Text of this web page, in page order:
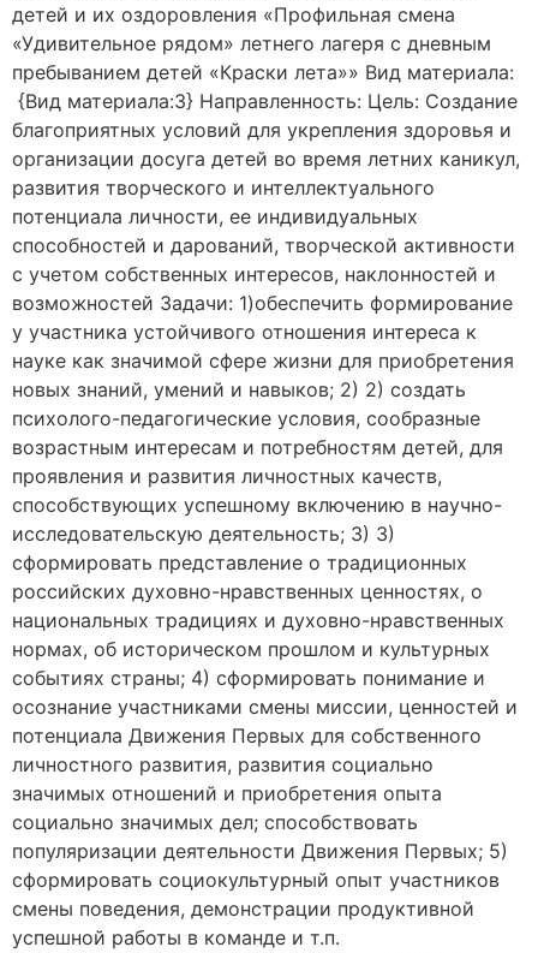
детей и их оздоровления «Профильная смена
«Удивительное рядом» летнего лагеря с дневным
пребыванием детей «Краски лета»» Вид материала:
{Вид материала:3} Направленность: Цель: Создание
благоприятных условий для укрепления здоровья и
организации досуга детей во время летних каникул,
развития творческого и интеллектуального
потенциала личности, ее индивидуальных
способностей и дарований, творческой активности
с учетом собственных интересов, наклонностей и
возможностей Задачи: 1)обеспечить формирование
у участника устойчивого отношения интереса к
науке как значимой сфере жизни для приобретения
новых знаний, умений и навыков; 2) 2) создать
психолого-педагогические условия, сообразные
возрастным интересам и потребностям детей, для
проявления и развития личностных качеств,
способствующих успешному включению в научно-
исследовательскую деятельность; 3) 3)
сформировать представление о традиционных
российских духовно-нравственных ценностях, о
национальных традициях и духовно-нравственных
нормах, об историческом прошлом и культурных
событиях страны; 4) сформировать понимание и
осознание участниками смены миссии, ценностей и
потенциала Движения Первых для собственного
личностного развития, развития социально
значимых отношений и приобретения опыта
социально значимых дел; способствовать
популяризации деятельности Движения Первых; 5)
сформировать социокультурный опыт участников
смены поведения, демонстрации продуктивной
успешной работы в команде и т.п.